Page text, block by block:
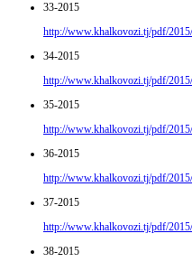
33-2015
http://www.khalkovozi.tj/pdf/
34-2015
http://www.khalkovozi.tj/pdf/
35-2015
http://www.khalkovozi.tj/pdf/
36-2015
http://www.khalkovozi.tj/pdf/
37-2015
http://www.khalkovozi.tj/pdf/
38-2015